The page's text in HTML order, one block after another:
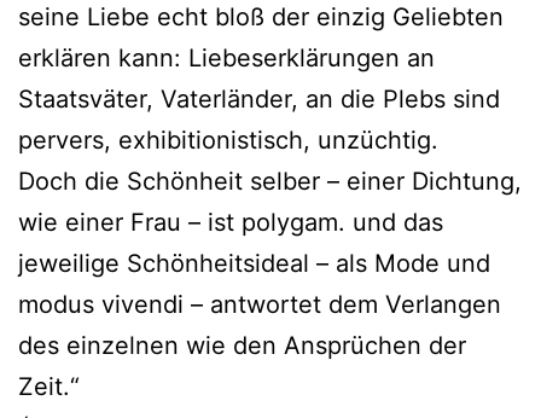
seine Liebe echt bloß der einzig Geliebten
erklären kann: Liebeserklärungen an
Staatsväter, Vaterländer, an die Plebs sind
pervers, exhibitionistisch, unzüchtig.
Doch die Schönheit selber – einer Dichtung,
wie einer Frau – ist polygam. und das
jeweilige Schönheitsideal – als Mode und
modus vivendi – antwortet dem Verlangen
des einzelnen wie den Ansprüchen der
Zeit.“